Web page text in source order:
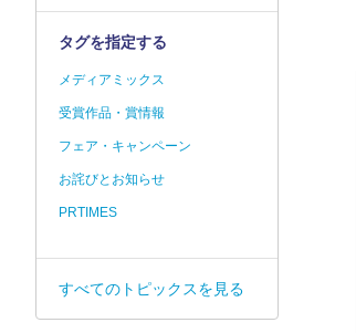
タグを指定する
メディアミックス
受賞作品・賞情報
フェア・キャンペーン
お詫びとお知らせ
PRTIMES
すべてのトピックスを見る